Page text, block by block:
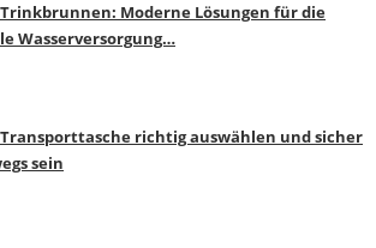
Moderne Lösungen für die
Wasserversorgung…
richtig auswählen und sicher
sein